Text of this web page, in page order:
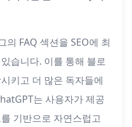
의 FAQ 섹션을 SEO에 최
습니다. 이를 통해 블로
키고 더 많은 독자들에
는 사용자가 제공
기반으로 자연스럽고